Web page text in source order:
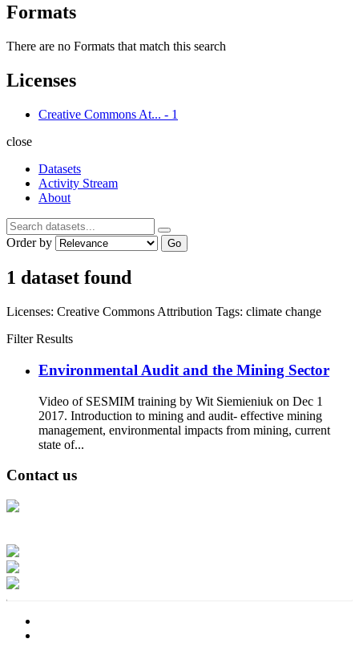
Formats
There are no Formats that match this search
Licenses
Creative Commons At... - 1
close
Datasets
Activity Stream
About
Order by Go
1 dataset found
Licenses: Creative Commons Attribution Tags: climate change
Filter Results
Environmental Audit and the Mining Sector
Video of SESMIM training by Wit Siemieniuk on Dec 1
2017. Introduction to mining and audit- effective mining
management, environmental impacts from mining, current
state of...
Contact us